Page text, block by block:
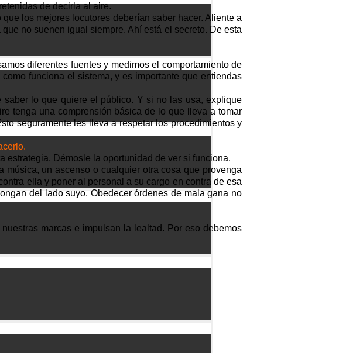
de decirla al aire.
los mejores locutores deberían saber hacer. Aliente a
no suenen igual siempre. Ahí está el secreto. De esta
diferentes fuentes y medimos el comportamiento de
funciona el sistema, y es importante que entiendas
lo que quiere el público. Y si no las usa, explique
tenga una comprensión básica de lo que lleva a tomar
seguramente les lleva a respetar los procedimientos y
estrategia. Démosle la oportunidad de ver si funciona.
música, un ascenso o cualquier otra cosa que provenga
ella y poner al personal a su cargo en contra de esa
del lado suyo. Obedecer órdenes de mala gana no
marcas e impulsan la lealtad. Por eso debemos